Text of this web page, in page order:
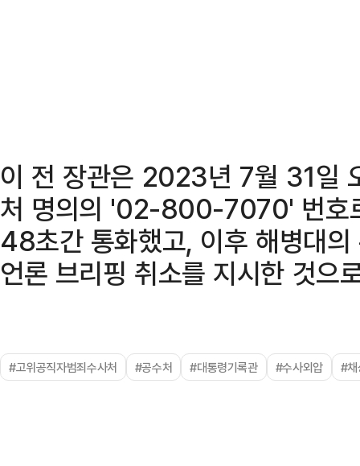
이 전 장관은 2023년 7월 31일
처 명의의 '02-800-7070' 번호
48초간 통화했고, 이후 해병대
언론 브리핑 취소를 지시한 것으
#고위공직자범죄수사처 #공수처 #대통령기록관 #수사외압 #채